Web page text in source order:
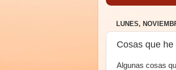
LUNES,
Cosas que
Algunas cosas